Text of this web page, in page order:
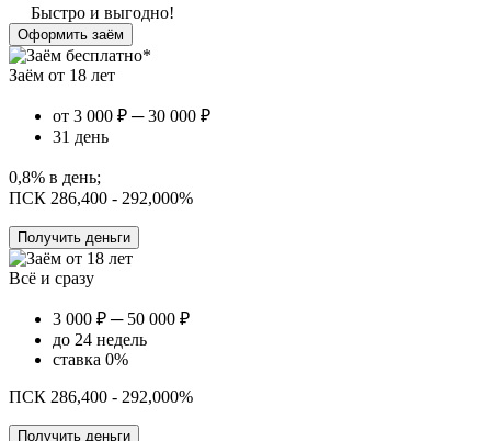
Быстро и выгодно!
Оформить заём
Заём от 18 лет
от 3 000 ₽ ─ 30 000 ₽
31 день
0,8% в день;
ПСК 286,400 - 292,000%
Получить деньги
Всё и сразу
3 000 ₽ ─ 50 000 ₽
до 24 недель
ставка 0%
ПСК 286,400 - 292,000%
Получить деньги